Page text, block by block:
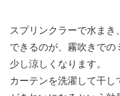
スプリンクラーで水ま
できるのが、霧吹きでの
少し涼しくなります。
カーテンを洗濯して干